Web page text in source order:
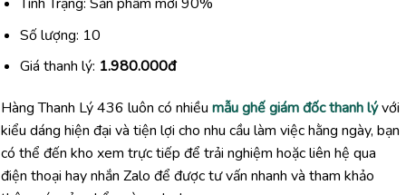
Số lượng: 10
Giá thanh lý: 1.980.000đ
Hàng Thanh Lý 436 luôn có nhiều mẫu ghế giám đốc thanh lývới
kiểu dáng hiện đại và tiện lợi cho nhu cầu làm việc hằng ngày, bạn
có thể đến kho xem trực tiếp để trải nghiệm hoặc liên hệ qua
điện thoại hay nhắn Zalo để được tư vấn nhanh và tham khảo